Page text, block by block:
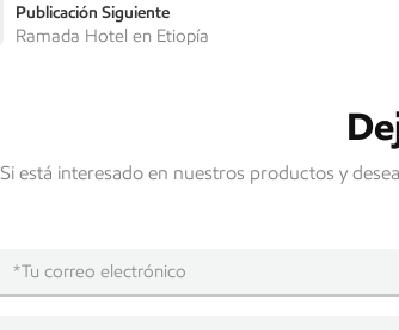
Publicación Siguiente
Ramada Hotel en Etiopía
Si está interesado en nuestros productos y